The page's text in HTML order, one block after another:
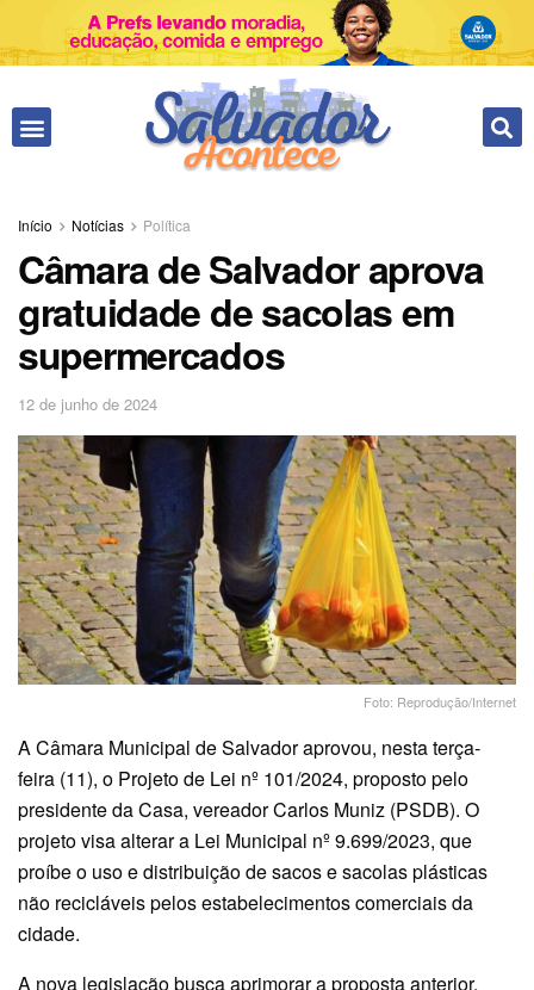
Início Notícias Política
Câmara de Salvador aprova
gratuidade de sacolas em
supermercados
12 de junho de 2024
Foto: Reprodução/Internet
A Câmara Municipal de Salvador aprovou, nesta terça-
feira (11), o Projeto de Lei nº 101/2024, proposto pelo
presidente da Casa, vereador Carlos Muniz (PSDB). O
projeto visa alterar a Lei Municipal nº 9.699/2023, que
proíbe o uso e distribuição de sacos e sacolas plásticas
não recicláveis pelos estabelecimentos comerciais da
cidade.
A nova legislação busca aprimorar a proposta anterior,